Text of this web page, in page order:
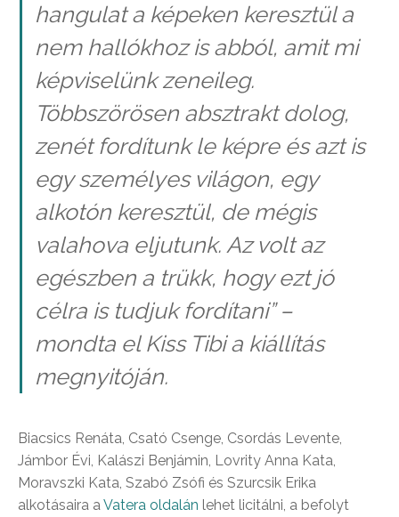
hangulat a képeken keresztül a
nem hallókhoz is abból, amit mi
képviselünk zeneileg.
Többszörösen absztrakt dolog,
zenét fordítunk le képre és azt is
egy személyes világon, egy
alkotón keresztül, de mégis
valahova eljutunk. Az volt az
egészben a trükk, hogy ezt jó
célra is tudjuk fordítani”–
mondta el Kiss Tibi a kiállítás
megnyitóján.
Biacsics Renáta, Csató Csenge, Csordás Levente,
Jámbor Évi, Kalászi Benjámin, Lovrity Anna Kata,
Moravszki Kata, Szabó Zsófi és Szurcsik Erika
alkotásaira aVatera oldalán lehet licitálni, a befolyt